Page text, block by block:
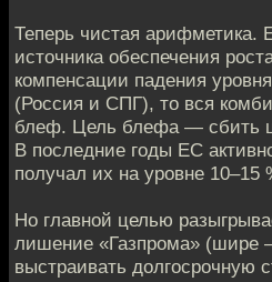
Теперь чистая арифметика.
источника обеспечения
компенсации падения
(Россия и СПГ), то вся
блеф. Цель блефа — сбить
В последние годы ЕС
получал их на уровне 10–15
Но главной целью
лишение «Газпрома» (шире
выстраивать долгосрочную